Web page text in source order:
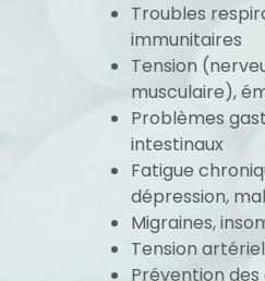
Troubles
immunitaires
Tension
musculaire),
Problèmes
intestinaux
Fatigue
dépression,
Migraines,
Tension
Prévention